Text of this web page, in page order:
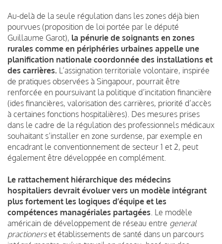
Au-delà de la seule régulation dans les zones déjà bien
pourvues (proposition de loi portée par le député
Guillaume Garot), la pénurie de soignants en zones
rurales comme en périphéries urbaines appelle une
planification nationale coordonnée des installations et
des carrières. L’assignation territoriale volontaire, inspirée
de pratiques observées à Singapour, pourrait être
renforcée en poursuivant la politique d’incitation financière
(ides financières, valorisation des carrières, priorité d’accès
à certaines fonctions hospitalières). Des mesures prises
dans le cadre de la régulation des professionnels médicaux
souhaitant s’installer en zone surdense, par exemple en
encadrant le conventionnement de secteur 1 et 2, peut
également être développée en complément.
Le rattachement hiérarchique des médecins
hospitaliers devrait évoluer vers un modèle intégrant
plus fortement les logiques d’équipe et les
compétences managériales partagées. Le modèle
américain de développement de réseau entre general
practionerset établissements de santé dans un parcours